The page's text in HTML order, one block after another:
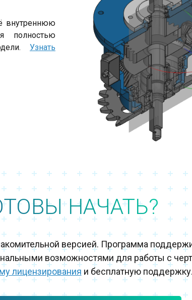
внутреннюю
полностью
Узнать
НАЧАТЬ?
версией. Программа
возможностями для работы с
лицензирования и бесплатную поддержку.